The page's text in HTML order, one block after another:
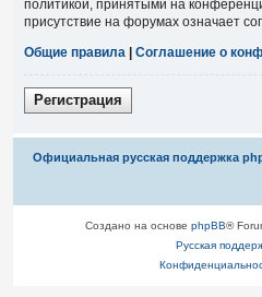
политикой, принятыми на
присутствие на форумах означает
Общие правила
Соглашение о
Регистрация
Официальная русская поддержка
Связаться с
Создано на основе phpBB®
Русская